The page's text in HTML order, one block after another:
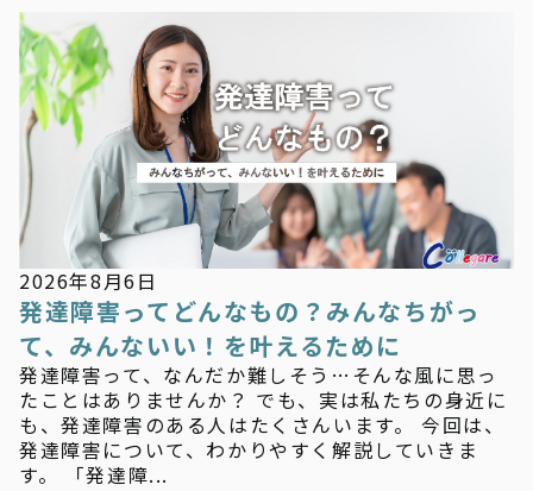
お知らせ
2026年8月6日
発達障害ってどんなもの？みんなちがっ
て、みんないい！を叶えるために
発達障害って、なんだか難しそう…そんな風に思っ
たことはありませんか？ でも、実は私たちの身近に
も、発達障害のある人はたくさんいます。 今回は、
発達障害について、わかりやすく解説していきま
す。 「発達障...